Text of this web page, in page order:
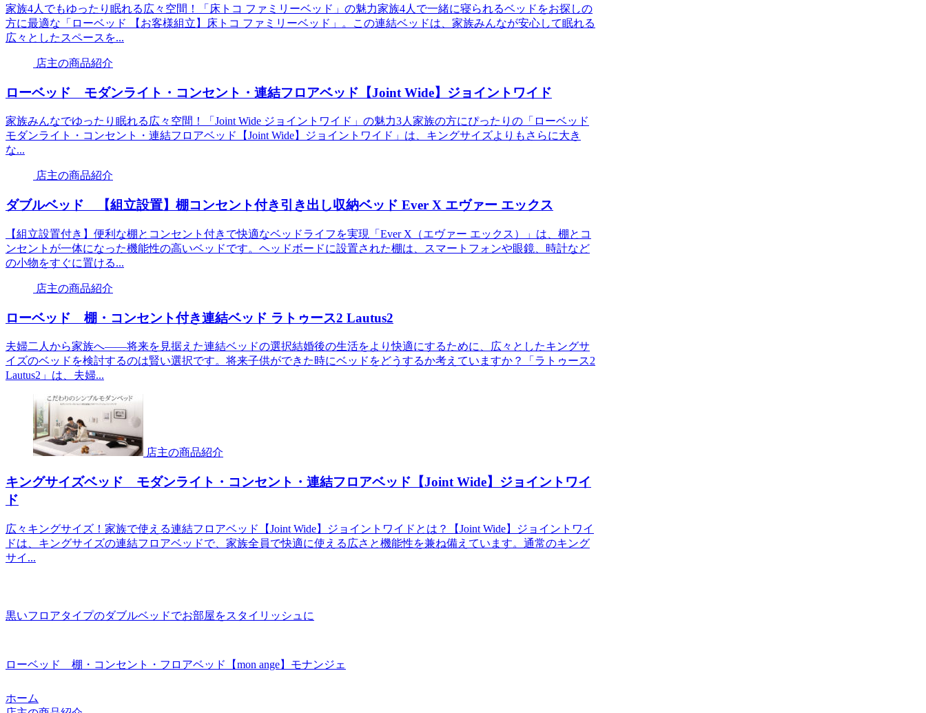
家族4人でもゆったり眠れる広々空間！「床トコ ファミリーベッド」の魅力家族4人で一緒に寝られるベッドをお探しの
方に最適な「ローベッド 【お客様組立】床トコ ファミリーベッド」。この連結ベッドは、家族みんなが安心して眠れる
広々としたスペースを...
店主の商品紹介
ローベッド モダンライト・コンセント・連結フロアベッド【Joint Wide】ジョイントワイド
家族みんなでゆったり眠れる広々空間！「Joint Wide ジョイントワイド」の魅力3人家族の方にぴったりの「ローベッド
モダンライト・コンセント・連結フロアベッド【Joint Wide】ジョイントワイド」は、キングサイズよりもさらに大き
な...
店主の商品紹介
ダブルベッド 【組立設置】棚コンセント付き引き出し収納ベッド Ever X エヴァー エックス
【組立設置付き】便利な棚とコンセント付きで快適なベッドライフを実現「Ever X（エヴァー エックス）」は、棚とコ
ンセントが一体になった機能性の高いベッドです。ヘッドボードに設置された棚は、スマートフォンや眼鏡、時計など
の小物をすぐに置ける...
店主の商品紹介
ローベッド 棚・コンセント付き連結ベッド ラトゥース2 Lautus2
夫婦二人から家族へ——将来を見据えた連結ベッドの選択結婚後の生活をより快適にするために、広々としたキングサ
イズのベッドを検討するのは賢い選択です。将来子供ができた時にベッドをどうするか考えていますか？「ラトゥース2
Lautus2」は、夫婦...
店主の商品紹介
キングサイズベッド モダンライト・コンセント・連結フロアベッド【Joint Wide】ジョイントワイ
ド
広々キングサイズ！家族で使える連結フロアベッド【Joint Wide】ジョイントワイドとは？【Joint Wide】ジョイントワイ
ドは、キングサイズの連結フロアベッドで、家族全員で快適に使える広さと機能性を兼ね備えています。通常のキング
サイ...
黒いフロアタイプのダブルベッドでお部屋をスタイリッシュに
ローベッド 棚・コンセント・フロアベッド【mon ange】モナンジェ
ホーム